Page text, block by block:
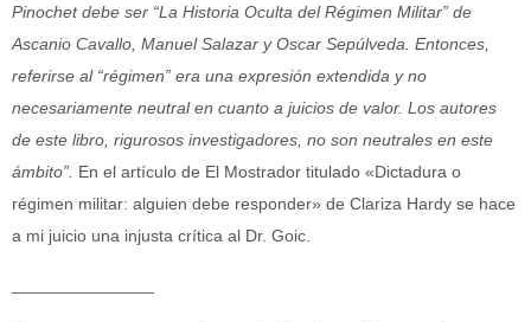
Pinochet debe ser “La Historia Oculta del Régimen Militar” de
Ascanio Cavallo, Manuel Salazar y Oscar Sepúlveda. Entonces,
referirse al “régimen” era una expresión extendida y no
necesariamente neutral en cuanto a juicios de valor. Los autores
de este libro, rigurosos investigadores, no son neutrales en este
ámbito”. En el artículo de El Mostrador titulado «Dictadura o
régimen militar: alguien debe responder» de Clariza Hardy se hace
a mi juicio una injusta crítica al Dr. Goic.